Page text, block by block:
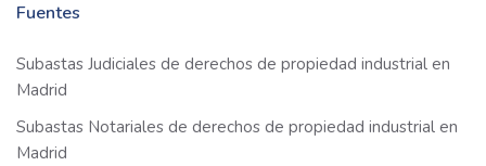
Fuentes
Subastas Judiciales de derechos de propiedad industrial en
Madrid
Subastas Notariales de derechos de propiedad industrial en
Madrid